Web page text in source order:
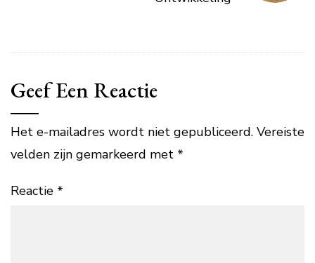
Geef Een Reactie
Het e-mailadres wordt niet gepubliceerd. Vereiste
velden zijn gemarkeerd met *
Reactie *